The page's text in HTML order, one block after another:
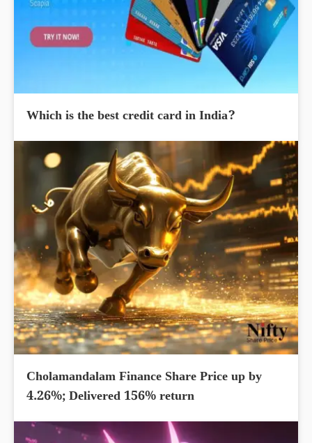
Which is the best credit card in India?
Cholamandalam Finance Share Price up by
4.26%; Delivered 156% return